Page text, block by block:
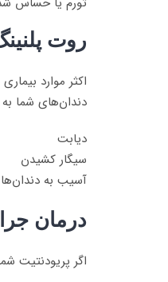
روت
اکثر موارد
دندان‌های شما به
دیابت
سیگار کشیدن
آسیب به
درمان
اگر پریودنتیت